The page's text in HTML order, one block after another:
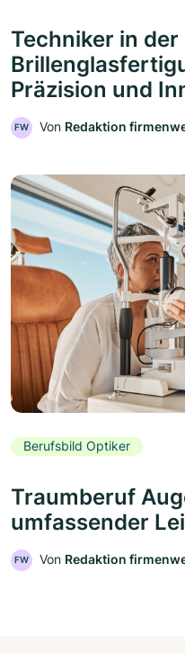
Techniker in der
Präzision und
FW Von Redaktion
Berufsbild Optiker
Traumberuf
umfassender
FW Von Redaktion